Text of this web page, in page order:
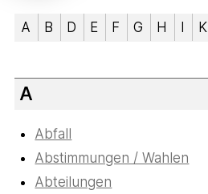
A B D E F G H I K
A
Abfall
Abstimmungen / Wahlen
Abteilungen